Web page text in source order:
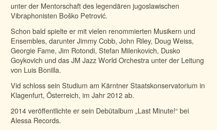
unter der Mentorschaft des legendären jugoslawischen
Vibraphonisten Boško Petrović.
Schon bald spielte er mit vielen renommierten Musikern und
Ensembles, darunter Jimmy Cobb, John Riley, Doug Weiss,
Georgie Fame, Jim Rotondi, Stefan Milenkovich, Dusko
Goykovich und das JM Jazz World Orchestra unter der Leitung
von Luis Bonilla.
Vid schloss sein Studium am Kärntner Staatskonservatorium in
Klagenfurt, Österreich, im Jahr 2012 ab.
2014 veröffentlichte er sein Debütalbum „Last Minute!“ bei
Alessa Records.